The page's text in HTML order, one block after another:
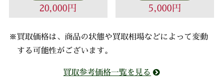
20,000円 5,000円
※買取価格は、商品の状態や買取相場などによって変動
する可能性がございます。
買取参考価格一覧を見る